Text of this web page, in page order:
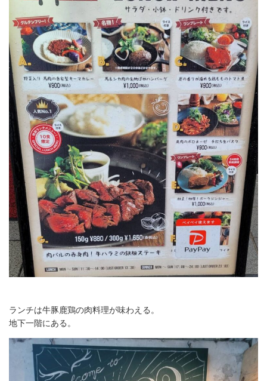
ランチは牛豚鹿鶏の肉料理が味わえる。
地下一階にある。